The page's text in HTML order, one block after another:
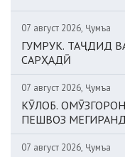
07 август 2026, Ҷумъа
ГУМРУК. ТАҶДИД
САРҲАДӢ
07 август 2026, Ҷумъа
КӮЛОБ.
ПЕШВОЗ МЕГИРАНД
07 август 2026, Ҷумъа